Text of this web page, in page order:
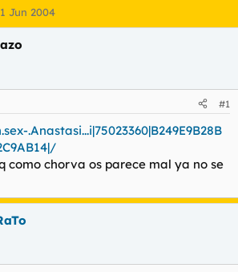
Jun 2004
#1
.Anastasi...i|75023360|B249E9B28B
como chorva os parece mal ya no se